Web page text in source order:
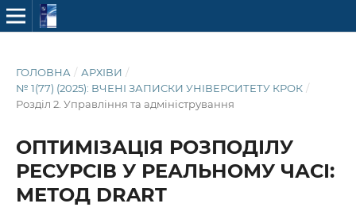
ГОЛОВНА / АРХІВИ /
№ 1(77) (2025): ВЧЕНІ ЗАПИСКИ УНІВЕРСИТЕТУ КРОК /
Розділ 2. Управління та адміністрування
ОПТИМІЗАЦІЯ РОЗПОДІЛУ
РЕСУРСІВ У РЕАЛЬНОМУ ЧАСІ:
МЕТОД DRART